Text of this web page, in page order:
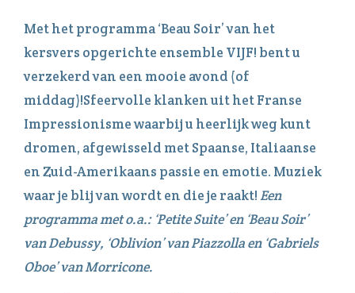
Met het programma ‘Beau Soir’ van het
kersvers opgerichte ensemble VIJF! bent u
verzekerd van een mooie avond (of
middag)!Sfeervolle klanken uit het Franse
Impressionisme waarbij u heerlijk weg kunt
dromen, afgewisseld met Spaanse, Italiaanse
en Zuid-Amerikaans passie en emotie. Muziek
waar je blij van wordt en die je raakt!Een
programma met o.a.: ‘Petite Suite’ en ‘Beau Soir’
van Debussy, ‘Oblivion’ van Piazzolla en ‘Gabriels
Oboe’ van Morricone.